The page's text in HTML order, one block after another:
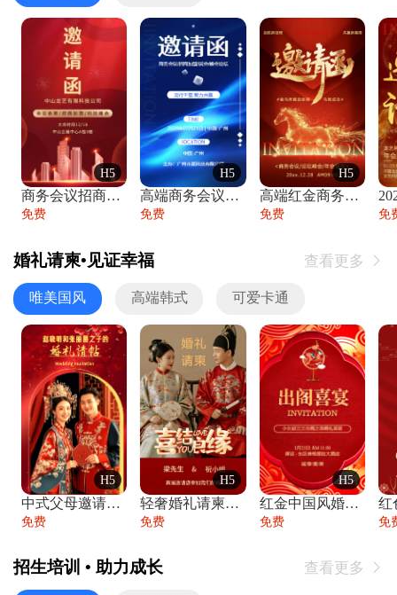
H5
商务会议招商展会科技峰会邀请函年会邀请
免费
H5
高端商务会议招商加盟展会峰会论坛邀请函
免费
H5
高端红金商务会议年会年终盛典答谢邀请函
免费 免
婚礼请柬•见证幸福 查看更多 
唯美国风 高端韩式 可爱卡通
H5
中式父母邀请函婚礼结婚请柬请贴父母邀请方
免费
H5
轻奢婚礼请柬婚礼邀请函结婚照请帖
免费
H5
红金中国风婚礼请柬出阁喜宴嫁女请帖出阁宴
免费 免
招生培训 • 助力成长 查看更多 